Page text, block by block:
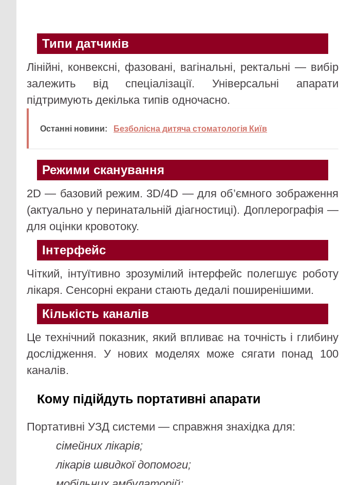
Типи датчиків
Лінійні, конвексні, фазовані, вагінальні, ректальні — вибір
залежить від спеціалізації. Універсальні апарати
підтримують декілька типів одночасно.
Останні новини: Безболісна дитяча стоматологія Київ
Режими сканування
2D — базовий режим. 3D/4D — для об’ємного зображення
(актуально у перинатальній діагностиці). Доплерографія —
для оцінки кровотоку.
Інтерфейс
Чіткий, інтуїтивно зрозумілий інтерфейс полегшує роботу
лікаря. Сенсорні екрани стають дедалі поширенішими.
Кількість каналів
Це технічний показник, який впливає на точність і глибину
дослідження. У нових моделях може сягати понад 100
каналів.
Кому підійдуть портативні апарати
Портативні УЗД системи — справжня знахідка для:
сімейних лікарів;
лікарів швидкої допомоги;